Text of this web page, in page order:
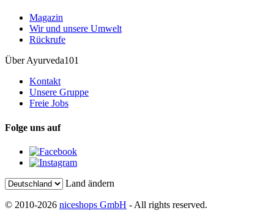
Magazin
Wir und unsere Umwelt
Rückrufe
Über Ayurveda101
Kontakt
Unsere Gruppe
Freie Jobs
Folge uns auf
Land ändern
© 2010-2026 niceshops GmbH - All rights reserved.